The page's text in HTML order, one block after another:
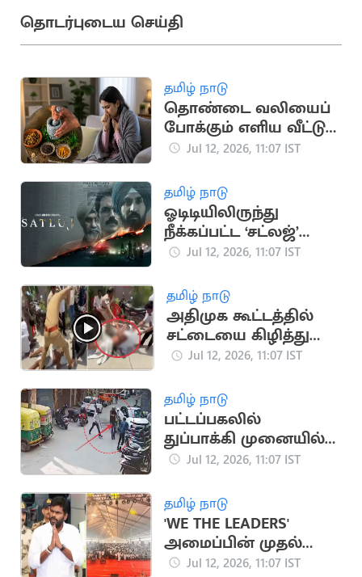
தொடர்புடைய செய்தி
தமிழ் நாடு
தொண்டை வலியைப்
போக்கும் எளிய வீட்டு
வைத்தியங்கள்
Jul 12, 2026, 11:07 IST
தமிழ் நாடு
ஓடிடியிலிருந்து
நீக்கப்பட்ட ‘சட்லஜ்’
திரைப்படம் சீக்கிய
திரையிடல்
Jul 12, 2026, 11:07 IST
தமிழ் நாடு
அதிமுக கூட்டத்தில்
சட்டையை கிழித்து
மோதல்.. பதறவைக்கும்
Jul 12, 2026, 11:07 IST
தமிழ் நாடு
பட்டப்பகலில்
துப்பாக்கி முனையில்
ரூ.17 லட்சம் வழிப்பறி
Jul 12, 2026, 11:07 IST
தமிழ் நாடு
'WE THE LEADERS'
அமைப்பின் முதல்
மாநாடு தொடங்கியது
Jul 12, 2026, 11:07 IST